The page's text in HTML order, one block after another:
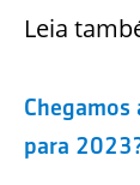
Leia
para